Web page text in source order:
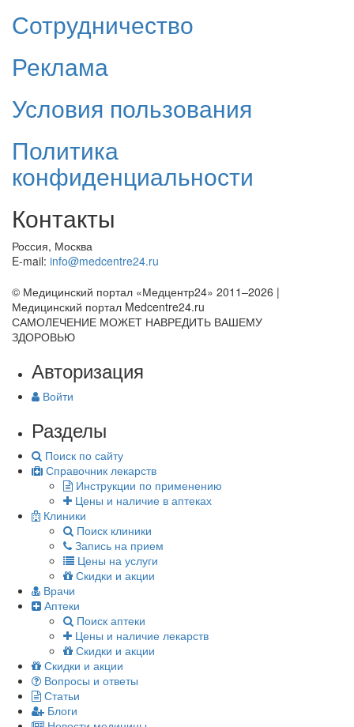
Сотрудничество
Реклама
Условия пользования
Политика
конфиденциальности
Контакты
Россия, Москва
E-mail: info@medcentre24.ru
© Медицинский портал «Медцентр24» 2011–2026 |
Медицинский портал Medcentre24.ru
САМОЛЕЧЕНИЕ МОЖЕТ НАВРЕДИТЬ ВАШЕМУ
ЗДОРОВЬЮ
Авторизация
Войти
Разделы
Поиск по сайту
Справочник лекарств
Инструкции по применению
Цены и наличие в аптеках
Клиники
Поиск клиники
Запись на прием
Цены на услуги
Скидки и акции
Врачи
Аптеки
Поиск аптеки
Цены и наличие лекарств
Скидки и акции
Скидки и акции
Вопросы и ответы
Статьи
Блоги